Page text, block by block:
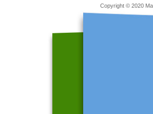
Copyright © 2020